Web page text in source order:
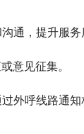
通，提升服务
意见征集。
外呼线路通